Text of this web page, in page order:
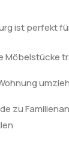
ist perfekt
Möbelstücke
zu